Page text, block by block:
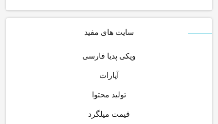
سایت های مفید
ویکی پدیا فارسی
آپارات
تولید محتوا
قیمت میلگرد